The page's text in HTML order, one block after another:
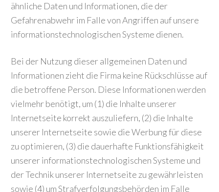
ähnliche Daten und Informationen, die der
Gefahrenabwehr im Falle von Angriffen auf unsere
informationstechnologischen Systeme dienen.
Bei der Nutzung dieser allgemeinen Daten und
Informationen zieht die Firma keine Rückschlüsse auf
die betroffene Person. Diese Informationen werden
vielmehr benötigt, um (1) die Inhalte unserer
Internetseite korrekt auszuliefern, (2) die Inhalte
unserer Internetseite sowie die Werbung für diese
zu optimieren, (3) die dauerhafte Funktionsfähigkeit
unserer informationstechnologischen Systeme und
der Technik unserer Internetseite zu gewährleisten
sowie (4) um Strafverfolgungsbehörden im Falle